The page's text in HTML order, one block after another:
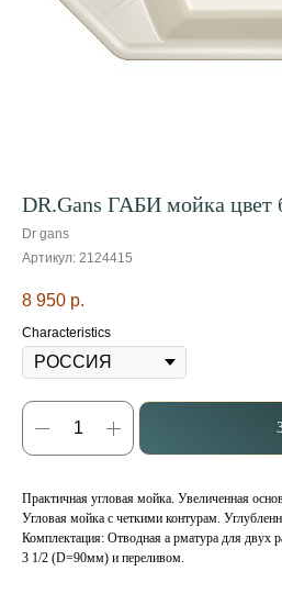
DR.Gans ГАБИ мойка цвет
Dr gans
Артикул: 2124415
8 950 р.
Characteristics
Практичная угловая мойка. Увеличенная
Угловая мойка с четкими контурам.
Комплектация: Отводная а рматура для двух
3 1/2 (D=90мм) и переливом.